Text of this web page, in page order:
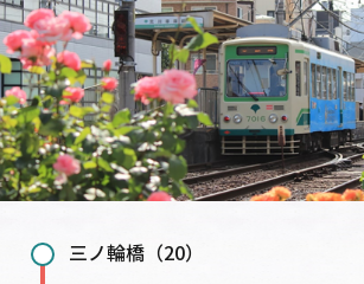
三ノ輪橋（20）